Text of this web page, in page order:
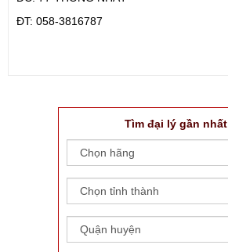
ÐT: 058-3816787
Tìm đại lý gần nhất